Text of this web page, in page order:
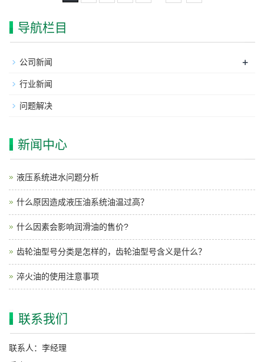
导航栏目
公司新闻 +
行业新闻
问题解决
新闻中心
液压系统进水问题分析
什么原因造成液压油系统油温过高？
什么因素会影响润滑油的售价?
齿轮油型号分类是怎样的，齿轮油型号含义是什么？
淬火油的使用注意事项
联系我们
联系人：李经理